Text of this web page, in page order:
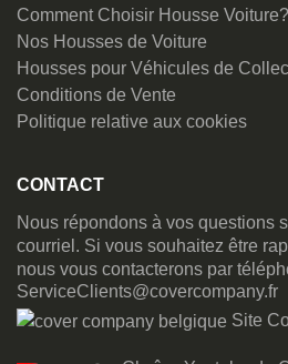
Comment Choisir Housse Voiture?
Nos Housses de Voiture
Housses pour Véhicules de
Conditions de Vente
Politique relative aux cookies
CONTACT
Nous répondons à vos questions
courriel. Si vous souhaitez être
nous vous contacterons par
ServiceClients@covercompany.fr
Site